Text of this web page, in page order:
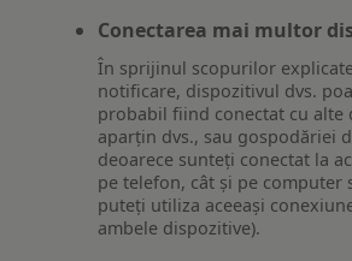
Conectarea mai multor
În sprijinul scopurilor
notificare, dispozitivul dvs.
probabil fiind conectat cu alte
aparțin dvs., sau gospodăriei
deoarece sunteți conectat la
pe telefon, cât și pe computer
puteți utiliza aceeași
ambele dispozitive).